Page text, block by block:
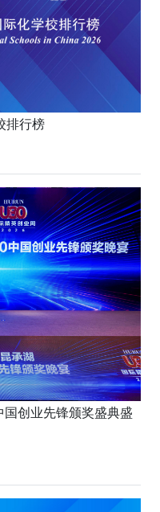
排行榜
创业先锋颁奖盛典盛